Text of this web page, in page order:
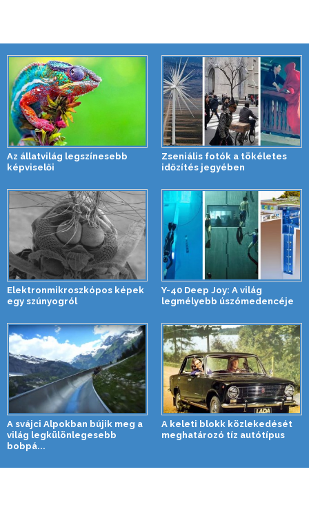
Az állatvilág legszínesebb
képviselői
Zseniális fotók a tökéletes
időzítés jegyében
Elektronmikroszkópos képek
egy szúnyogról
Y-40 Deep Joy: A világ
legmélyebb úszómedencéje
A svájci Alpokban bújik meg a
világ legkülönlegesebb
bobpá...
A keleti blokk közlekedését
meghatározó tíz autótípus